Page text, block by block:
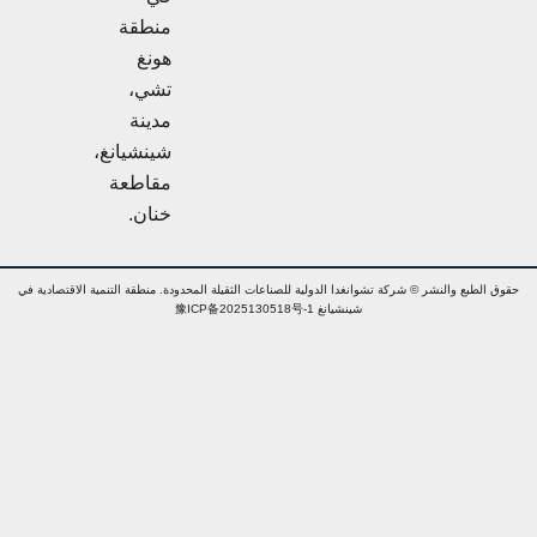
منطقة
هونغ
تشي،
مدينة
شينشيانغ،
مقاطعة
خنان.
الطبع والنشر © شركة تشوانغدا الدولية للصناعات الثقيلة المحدودة. منطقة التنمية الاقتصادية في
شينشيانغ 豫ICP备2025130518号-1